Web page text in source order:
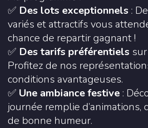
✅ Des lots exceptionnels :
variés et attractifs vous
chance de repartir gagnant !
✅ Des tarifs préférentiels
Profitez de nos
conditions avantageuses.
✅ Une ambiance festive :
journée remplie d’animations,
de bonne humeur.